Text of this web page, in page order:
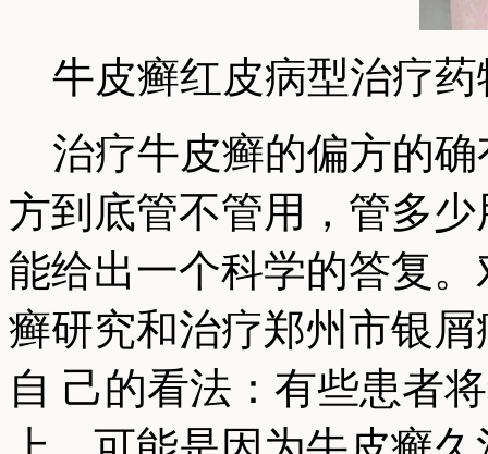
牛皮癣红皮病型治疗药
治疗牛皮癣的偏方的确
方到底管不管用，管多
能给出一个科学的答复
癣研究和治疗郑州市银
自 己的看法：有些患者